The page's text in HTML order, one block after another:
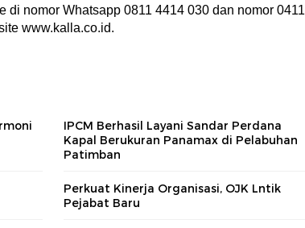
di nomor Whatsapp 0811 4414 030 dan nomor 0411
www.kalla.co.id.
IPCM Berhasil Layani Sandar Perdana
Kapal Berukuran Panamax di Pelabuhan
Patimban
Perkuat Kinerja Organisasi, OJK Lntik
Pejabat Baru